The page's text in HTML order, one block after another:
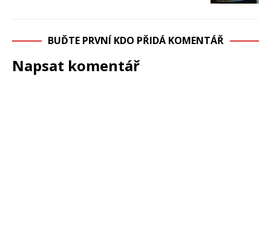
BUĎTE PRVNÍ KDO PŘIDÁ KOMENTÁŘ
Napsat komentář